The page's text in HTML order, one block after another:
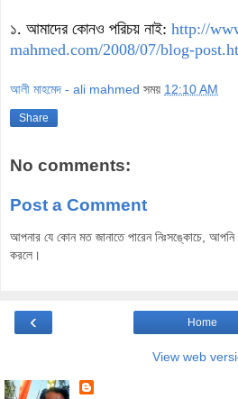
১. আমাদের কোনও পরিচয় নাই: http://
mahmed.com/2008/07/blog-
আলী মাহমেদ - ali mahmed সময় 12:10 AM
Share
No comments:
Post a Comment
আপনার যে কোন মত জানাতে পারেন নিঃসঙ্কোচে, আপনি
করলে।
‹ Home
View web